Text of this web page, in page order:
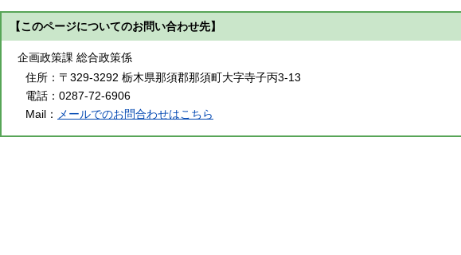
【このページについてのお問い合わせ先】
企画政策課 総合政策係
住所： 〒329-3292 栃木県那須郡那須町大字寺子丙3-13
電話： 0287-72-6906
Mail： メールでのお問合わせはこちら